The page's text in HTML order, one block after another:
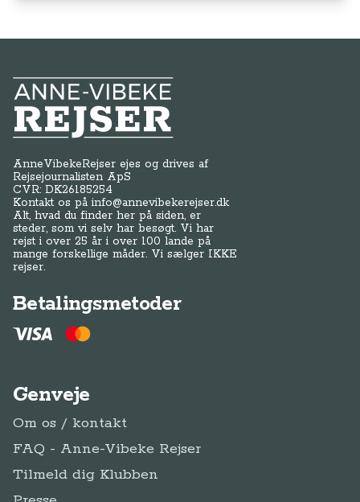
Anne-Vibeke Rejser
AnneVibekeRejser ejes og drives af
Rejsejournalisten ApS
CVR: DK26185254
Kontakt os påinfo@annevibekerejser.dk
Alt, hvad du finder her på siden, er
steder, som vi selv har besøgt. Vi har
rejst i over 25 år i over 100 lande på
mange forskellige måder. Vi sælger IKKE
rejser.
Betalingsmetoder
Genveje
Om os / kontakt
FAQ - Anne-Vibeke Rejser
Tilmeld dig Klubben